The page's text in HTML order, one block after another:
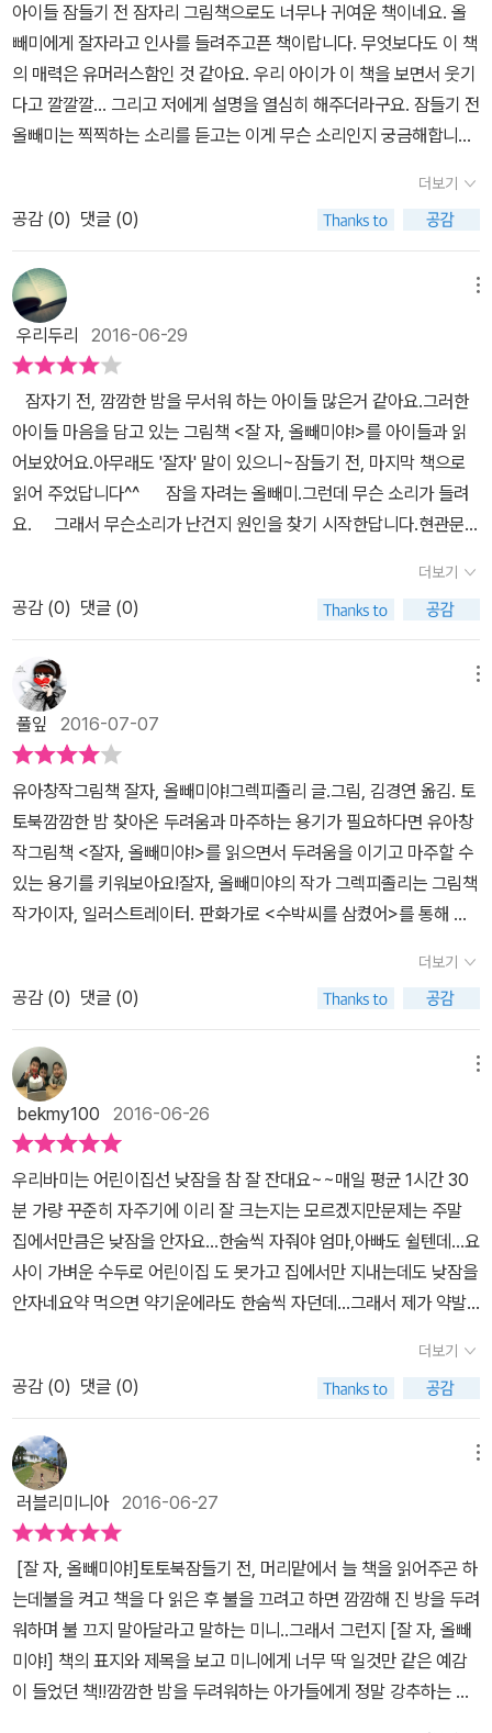
려움으로 잠을 자지 못해요지금은 함께 자면서 잠자리 책으로 읽어주
지만 조금 시기가 지나 성장한 딸이불안함과 두려움에서 벗어나 혼자
잘수있게 도와줄수 있는 책인거 같아요자녀가 편안하게 잘 잘수있게
혼자서도 잘 잘수 있게 도와줄잠자리 책을 찾고 있다면 『잘자, 올빼미
야!』를 추천합니다~* 본 서평은 해당출판사로부터 무상으로 책만 제
아이들 잠들기 전 잠자리 그림책으로도 너무나 귀여운 책이네요. 올
빼미에게 잘자라고 인사를 들려주고픈 책이랍니다. 무엇보다도 이 책
의 매력은 유머러스함인 것 같아요. 우리 아이가 이 책을 보면서 웃기
다고 깔깔깔... 그리고 저에게 설명을 열심히 해주더라구요. 잠들기 전
올빼미는 찍찍하는 소리를 듣고는 이게 무슨 소리인지 궁금해합니다.
는 알지 못한채 다시 집으로 들어오죠. 바람이었나보다 하고는 침대
에 다시 누운 올빼미를 보면서 우리 아이는 자기 혼자 바람이 아니라
쥐라고 하면서 침대 주변을 보라고 이야기를 해줍니다. 정작 책 속의
올빼미는 우리 아이의 그런 이야기를 알아 들을리도 없건만 말이죠.
점점 이야기가 흥미진진해집니다. 계속되는 찍찍 소리를 들으면서
올빼는 쥐라는 의심은 전혀 해보지도 않고 여기저기 살펴봅니다. 장
식장에서 나는 소리인가 하면서 장식장을 살펴보러 간 올빼미는 장식
장에 물건을 다 빼내고 나서도 정체를 알지 못하죠. 다시 침대에 누웠
지만 소리가 들리니 마루 밑인가 하고는 마룻바닥을 다 뜯어내서 들
춰봅니다. 이 때부터 아이가 무척 재미있어 하더라구요. 그 다음엔 지
붕에서 나는 소리인가하고는 지붕을 헐어버리죠. 나중엔 쥐를 발견하
고는 쥐를 잡겠다면서 벽을 다 부수어 버리구요. 이 책의 또 다른 묘
미는 바로 올빼미와 쥐에 있답니다. 집이 다 망가치고 침대 하나 덩그
러니 남아 있어도 올빼미는 쥐를 발견하고는 인사를 나누고 함께 잠
때 밤하늘의 달과 별을 감상하는 올빼미의 모습도 인상적이었습니다.
한밤 중에 무언가 신경 쓰이는 소리가 들린다고 무서워하지 말고 뭔
가 즐거운 일이 일어날지도 모를 기대감을 갖고 아이와 함께 이야기
를 나눠도 좋을 재미있고 유쾌한 그림책이었어요. 욕심 없는 올빼미
의 다소 엉뚱한 모습이 재미를 주고, 나중에 쥐와 함께 편안히 잠드는
모습이 아이들로 하여금 즐거움을 느끼도록 해주는 것 같아요.
더보기
공감 (0) 댓글 (0)
우리두리 2016-06-29
잠자기 전, 깜깜한 밤을 무서워 하는 아이들 많은거 같아요.그러한
아이들 마음을 담고 있는 그림책 <잘 자, 올빼미야!>를 아이들과 읽
어보았어요.아무래도 '잘자' 말이 있으니~잠들기 전, 마지막 책으로
읽어 주었답니다^^​ 잠을 자려는 올빼미.그런데 무슨 소리가 들려
요. 그래서 무슨소리가 난건지 원인을 찾기 시작한답니다.현관문을
소리... 올빼미는 소리의 원인을 찾기 위해서벽도 부수고, 바닥도
부수고, 지붕도 부수웠답니다.그래도.. 원인을 찾지 못했어요.​ 그
때, 올빼미는 생쥐 한마리를 발견했답니다.그리고 그 소리는 생쥐의
소리였다는걸 알고 포근히 잠든답니다^^ 읽으면서 아이들 모습과
비슷하다는 생각이 들었어요.깜깜해지기만 하면 작은 소리에도'엄마,
무슨소리야?'라고 물어보거든요. 두려움에 가득해서!생각해보면 저
도 어렸을때 작은소리에도 온갖상상을 하고 두려워 했던것과 비슷한
마음인거 같아요. 올빼미도 작은 소리 하나때문에 그 원인을 찾기위
해 신경을 곤두세우게되요.어른들이라면 별일 아니라고 생각할텐데
아이들이 신경을 곧두 세우게 되는것과 비슷한거 같아요. 하지만 그
원인은, 어른들이 별일 아니라고 생각한것 그대로정말 별게 아닌 아
주 사소한 일이잖아요. <잘 자, 올빼미야!>책에서도 마지막 생쥐를
발견한 올빼미도 아주 사소한것에서 시작된거라는 걸 알게 된거 같아
요.생쥐의 소리였지만 올빼미는 너무나 예민해졌던거 같아요.하지만
조금 더 극복하게 해주는 책이였답니다.
더보기
공감 (0) 댓글 (0)
풀잎 2016-07-07
유아창작그림책 잘자, 올빼미야!그렉피졸리 글.그림, 김경연 옮김. 토
토북​​​깜깜한 밤 찾아온 두려움과 마주하는 용기가 필요하다면 유아창
작그림책 <잘자, 올빼미야!>를 읽으면서 두려움을 이기고 마주할 수
있는 용기를 키워​보아요!​​​​​잘자, 올빼미야의 작가 그렉피졸리는 그림책
작가이자, 일러스트레이터. 판화가로 <수박씨를 삼켰어>를 통해 출
리스트] [퍼블리셔스 위클리]등 언론의 극찬을 받았다고 해요.​그래서
인지 유아창작그림책 잘자, 올빼미야를 만나보기전부터 기대가 되기
도 했으며이번 그림책을 통해서 아이들에게 알려주고자 했던것이 무
엇인지 궁금증이 일기도 했답니다.​​​​​뉴욕타임지가 사랑하는 작가 그렉
피졸리의 그림책은 사랑스러움이 물씬 느껴지기도 하는것은 물론판
화기법을 사용한 일러스트는 작가 특유의 개성과 색감이 매력적으로
느껴지기도 하는것이작가 특유의 재기발랄함과 함께 스토리를 유쾌
하면서도 재미있게 만나볼 수 있어 아이도 참 좋아라 하는 그림책중
하나랍니다.​​​​​울별이군 밤에 가끔 잠자리에 들다가도 무슨 소리가 난다
고 이야기를 하곤 하는데요.​<잘자, 올빼미야!>에서도 올빼미가 깊은
밤 갑자기 들려오는 소리에 잔뜩 예민해져요.잘준비를 마치고 포근한
침대에 누워있는 순간 별안간 들려오는 소리에 깜짝 놀라 올빼미는소
리의 정체를 찾기 위해 분주히 움직여요.​​​​이상한 소리가 들려온다고
생각하는 올빼미..​그소리는 과연 무슨소리이며,어디에서 들려오는것
사로잡히지 않을까 하는 생각과 함께과연 지붕에서 소리가 들려온다
는 올빼미의 그 다음 어떻게 행동할지궁금증이 생기기도 하는것이 아
이 호기심 자극과 상상력을 불러일으키기도 하는것 같아요.​​​​​울별이군
이책을 읽으면서 올빼미가 되어가는지점점.... 인상을 찌푸리기도 하
는것은 물론마구마구 상상하면서 다양한 상황을 이야기하기도 하더
라구요.​재미있게 유아창작그림책 읽으면서 상상해보는 시간을 갖는
것도 가끔은 좋기도 하네요.ㅋ​​​​이상한 소리의 원인도 찾지 못하고...지
붕에서 소리가 난다는 이유만으로지붕을 없앤 올빼미의 행동이 참 가
감하게 느껴지면서도두려움이 불러낸 결과물인지... 좀더 깊이있게
더보기
공감 (0) 댓글 (0)
bekmy100 2016-06-26
우리바미는 어린이집선 낮잠을 참 잘 잔대요~~매일 평균 1시간 30
분 가량 꾸준히 자주기에 이리 잘 크는지는 모르겠지만문제는 주말
집에서만큼은 낮잠을 안자요...한숨씩 자줘야 엄마,아빠도 쉴텐데...요
사이 가벼운 수두로 어린이집 도 못가고 집에서만 지내는데도 낮잠을
안자네요약 먹으면 약기운에라도 한숨씩 자던데...그래서 제가 약발
야!]이책은 [수박씨를 삼켰어]로 14년 닥터수스상을 수상한 그렉피
졸리의 작품이에요... 우리가 흔히 야행성동물로 알고 있는 올빼
미,부엉이가 활동하는 밤에 잠을 잔다는 설정이현실하고 맞지 않지
만...ㅎㅎ아이들이 좋아하기에 올빼미를 주인공으로 그린것 같아요..
예전 [수박씨를 삼켰어]를 읽었을때 주인공 악어를 기억해낸 아들이
이번작품에서 단박에 찾아내더라구요..액자속에 악어를 보면서 수박
씨를 삼켰어 작품을 기억해내는건 분명 좋은일이에요..ㅎㅎ 5번
정도 이책을 읽어줬는데 처음 한두번은 제가 읽어줬더니 오늘은 한글
을 조금씩 읽기 시작하는 아들이 큰소리로 책을 읽었어요..어려워하
는 글자는 제가 옆에서 도움주고...ㅎㅎ이책을 보면 찍찍 소리에 민감
하게 반응하는 올빼미가 잠을 못자고 밤새도록 '이상한 소리'를잡기위
해 고군분투하는 모습을 볼수 있어요그리고 그 끝은 결코 바람직하진
더보기
공감 (0) 댓글 (0)
러블리미니아2016-06-27
[잘 자, 올빼미야!]토토북잠들기 전, 머리맡에서 늘 책을 읽어주곤 하
는데불을 켜고 책을 다 읽은 후 불을 끄려고 하면 깜깜해 진 방을 두려
워하며 불 끄지 말아달라고 말하는 미니..그래서 그런지 [잘 자, 올빼
미야!] 책의 표지와 제목을 보고 미니에게 너무 딱 일것만 같은 예감
이 들었던 책!!깜깜한 밤을 두려워하는 아가들에게 정말 강추하는 책